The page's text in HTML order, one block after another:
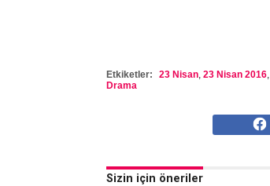
Etkiketler: 23 Nisan, 23 Nisan 2016,
Drama
Sizin için öneriler